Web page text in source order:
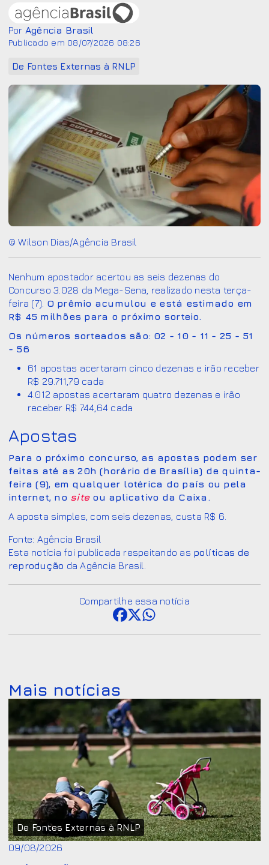
Por Agência Brasil
Publicado em 08/07/2026 08:26
De Fontes Externas à RNLP
© Wilson Dias/Agência Brasil
Nenhum apostador acertou as seis dezenas do
Concurso 3.028 da Mega-Sena, realizado nesta terça-
feira (7). O prêmio acumulou e está estimado em
R$ 45 milhões para o próximo sorteio.
Os números sorteados são: 02 - 10 - 11 - 25 - 51
- 56
61 apostas acertaram cinco dezenas e irão receber
R$ 29.711,79 cada
4.012 apostas acertaram quatro dezenas e irão
receber R$ 744,64 cada
Apostas
Para o próximo concurso, as apostas podem ser
feitas até as 20h (horário de Brasília) de quinta-
feira (9), em qualquer lotérica do país ou pela
internet, no siteou aplicativo da Caixa.
A aposta simples, com seis dezenas, custa R$ 6.
Fonte: Agência Brasil
Esta notícia foi publicada respeitando as políticas de
reprodução da Agência Brasil.
Compartilhe essa notícia
Mais notícias
De Fontes Externas à RNLP
09/08/2026